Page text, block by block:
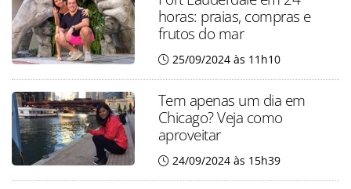
horas: praias, compras e
frutos do mar
25/09/2024 às 11h10
Tem apenas um dia em
Chicago? Veja como
aproveitar
24/09/2024 às 15h39